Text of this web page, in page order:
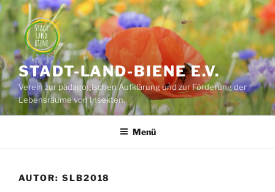
Zum
Inhalt
springen
STADT-LAND-BIENE E.V.
Verein zur pädagogischen Aufklärung und zur Förderung der
Lebensräume von Insekten.
Menü
AUTOR: SLB2018